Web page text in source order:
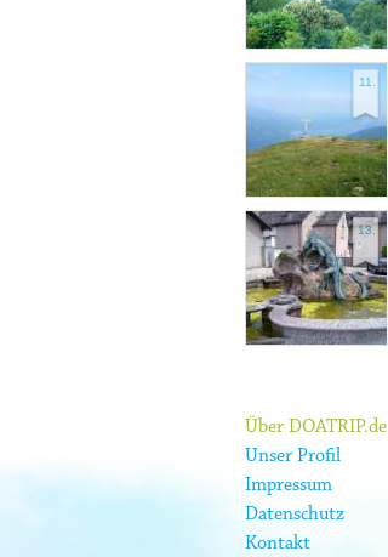
11.
13.
Über DOATRIP.de
Unser Profil
Impressum
Datenschutz
Kontakt